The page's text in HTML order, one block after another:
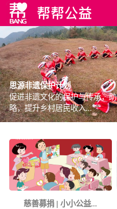
思源非遗保护计划
促进非遗文化的保护与传承，
略，提升乡村居民收入...
慈善募捐 | 小小公益...